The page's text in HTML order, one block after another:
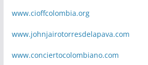
www.cioffcolombia.org
www.johnjairotorresdelapava.com
www.conciertocolombiano.com